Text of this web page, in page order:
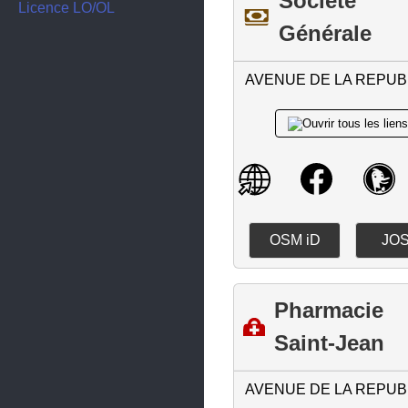
Licence LO/OL
Générale
AVENUE DE LA
OSM iD
Pharmacie
Saint-Jean
AVENUE DE LA